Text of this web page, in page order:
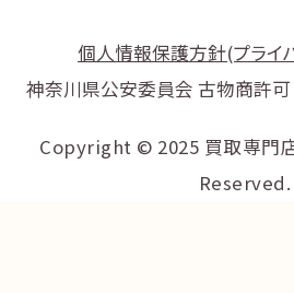
個人情報保護方針(プライ
神奈川県公安委員会 古物商許
Copyright © 2025 買取専門
Reserved.